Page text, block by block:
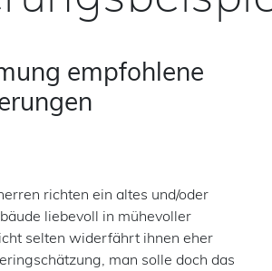
empfohlene
richten ein altes und/oder
liebevoll in mühevoller
selten widerfährt ihnen eher
man solle doch das